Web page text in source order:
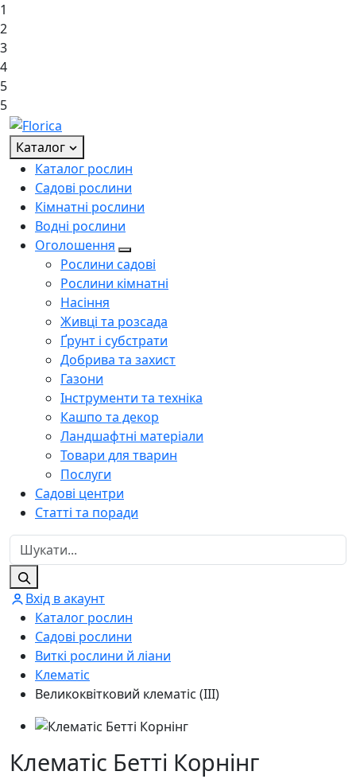
1
2
3
4
5
5
Каталог
Каталог рослин
Садові рослини
Кімнатні рослини
Водні рослини
Оголошення
Рослини садові
Рослини кімнатні
Насіння
Живці та розсада
Ґрунт і субстрати
Добрива та захист
Газони
Інструменти та техніка
Кашпо та декор
Ландшафтні матеріали
Товари для тварин
Послуги
Садові центри
Статті та поради
Вхід в акаунт
Каталог рослин
Садові рослини
Виткі рослини й ліани
Клематіс
Великоквітковий клематіс (ІІІ)
Клематіс Бетті Корнінг